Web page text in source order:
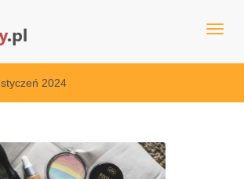
styczeń 2024